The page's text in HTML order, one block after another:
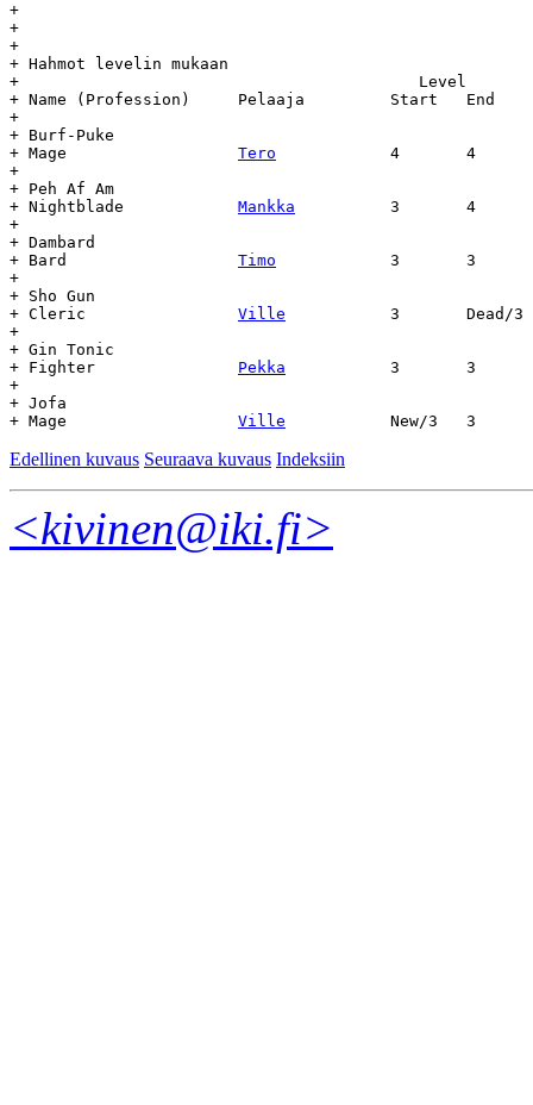
+
+
+
+ Hahmot levelin mukaan
+    					   Level	   Day		Age
+ Name (Profession)	Pelaaja		Start	End	Start	End
+
+ Burf-Puke
Tero
+
+ Peh Af Am
Mankka
+
+ Dambard
Timo
+
+ Sho Gun
Ville
+
+ Gin Tonic
Pekka
+
+ Jofa
Ville
Edellinen kuvaus Seuraava kuvaus Indeksiin
<kivinen@iki.fi>